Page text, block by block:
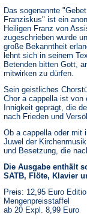
Das sogenannte
Franziskus" ist ein
Heiligen Franz von
zugeschrieben wurde
große Bekanntheit
lehnt sich in seinem
Betenden bitten Gott,
mitwirken zu dürfen.
Sein geistliches
Chor a cappella ist von
Innigkeit geprägt, die
nach Frieden und
Ob a cappella oder mit
Juwel der
und Besetzung, die
Die Ausgabe enthält
SATB, Flöte, Klavier
Preis: 12,95 Euro
Mengenpreisstaffel
ab 20 Expl. 8,99 Euro